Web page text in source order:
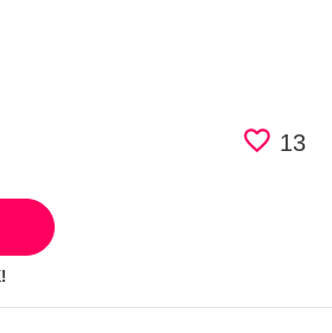
favorite_border 13